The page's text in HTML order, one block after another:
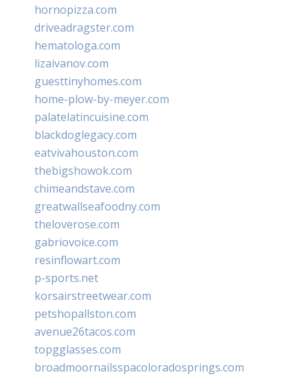
hornopizza.com
driveadragster.com
hematologa.com
lizaivanov.com
guesttinyhomes.com
home-plow-by-meyer.com
palatelatincuisine.com
blackdoglegacy.com
eatvivahouston.com
thebigshowok.com
chimeandstave.com
greatwallseafoodny.com
theloverose.com
gabriovoice.com
resinflowart.com
p-sports.net
korsairstreetwear.com
petshopallston.com
avenue26tacos.com
topgglasses.com
broadmoornailsspacoloradosprings.com